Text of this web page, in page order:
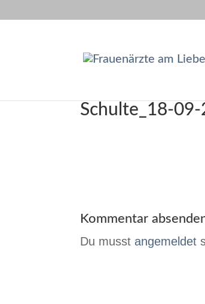
Schulte_18-
Kommentar
Du musst angemeldet